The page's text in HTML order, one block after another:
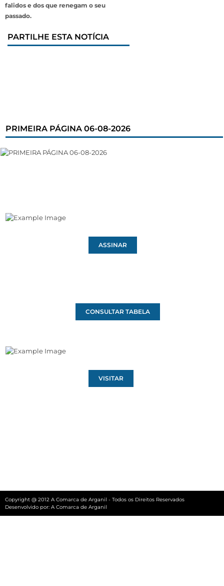
falidos e dos que renegam o seu
passado.
PARTILHE ESTA NOTÍCIA
PRIMEIRA PÁGINA 06-08-2026
ASSINAR
CONSULTAR TABELA
VISITAR
Copyright @ 2012 A Comarca de Arganil - Todos os Direitos Reservados
Desenvolvido por: A Comarca de Arganil